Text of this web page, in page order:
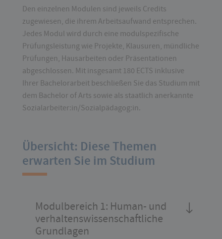
Den einzelnen Modulen sind jeweils Credits
zugewiesen, die ihrem Arbeitsaufwand entsprechen.
Jedes Modul wird durch eine modulspezifische
Prüfungsleistung wie Projekte, Klausuren, mündliche
Prüfungen, Hausarbeiten oder Präsentationen
abgeschlossen. Mit insgesamt 180 ECTS inklusive
Ihrer Bachelorarbeit beschließen Sie das Studium mit
dem Bachelor of Arts sowie als staatlich anerkannte
Sozialarbeiter:in/Sozialpädagog:in.
Übersicht: Diese Themen
erwarten Sie im Studium
Modulbereich 1: Human- und
verhaltenswissenschaftliche
Grundlagen